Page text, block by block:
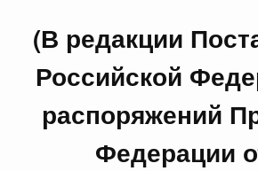
(В редакции
Российской
распоряжений
Федерации
24 июля, пятница
Правительства
933